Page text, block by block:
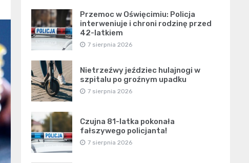
Przemoc w Oświęcimiu: Policja
interweniuje i chroni rodzinę przed
42-latkiem
7 sierpnia 2026
Nietrzeźwy jeździec hulajnogi w
szpitalu po groźnym upadku
7 sierpnia 2026
Czujna 81-latka pokonała
fałszywego policjanta!
7 sierpnia 2026